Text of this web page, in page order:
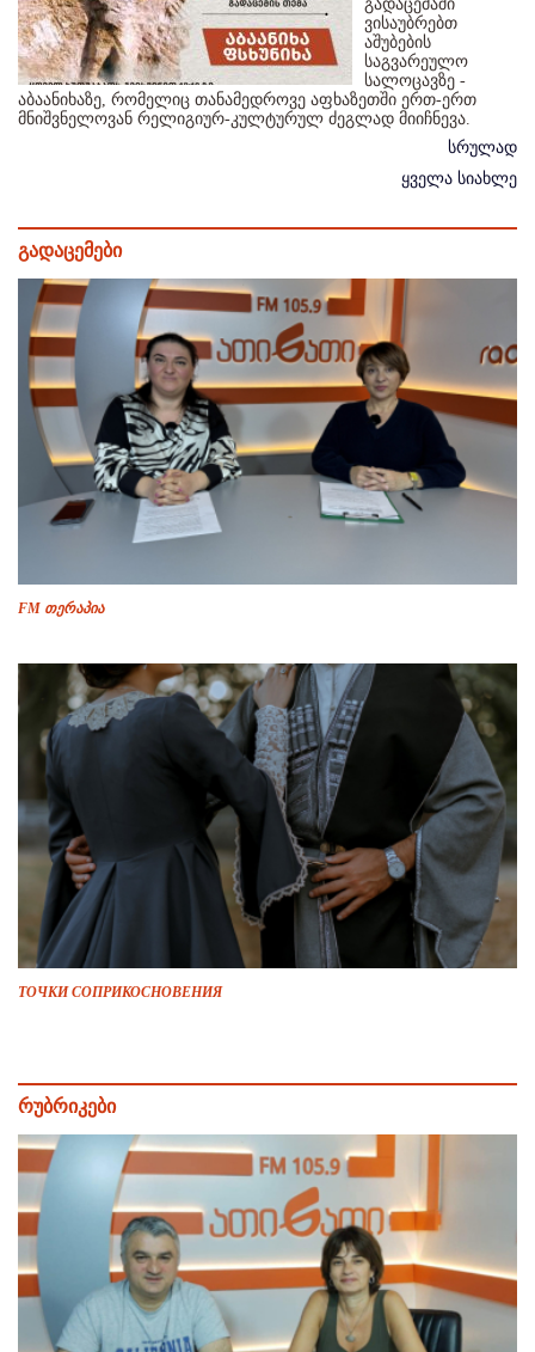
გადაცემაში
ვისაუბრებთ
აშუბების
საგვარეულო
სალოცავზე -
აბაანიხაზე, რომელიც თანამედროვე აფხაზეთში ერთ-ერთ
მნიშვნელოვან რელიგიურ-კულტურულ ძეგლად მიიჩნევა.
სრულად
ყველა სიახლე
გადაცემები
FM თერაპია
ТОЧКИ СОПРИКОСНОВЕНИЯ
რუბრიკები